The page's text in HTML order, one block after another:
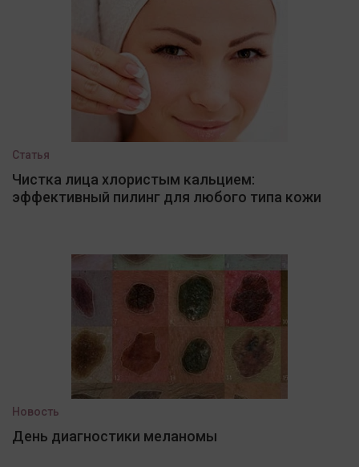
Статья
Чистка лица хлористым кальцием:
эффективный пилинг для любого типа кожи
Новость
День диагностики меланомы